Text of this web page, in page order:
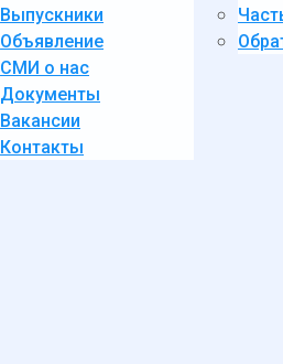
Выпускники
Объявление
СМИ о нас
Документы
Вакансии
Контакты